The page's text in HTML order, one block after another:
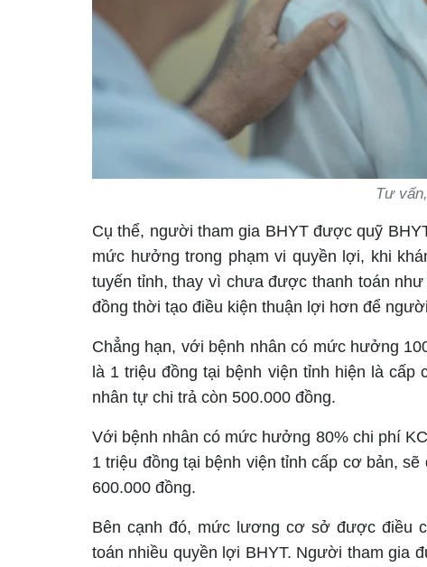
Tư
Cụ thể, người tham gia BHYT được quỹ
mức hưởng trong phạm vi quyền lợi, khi
tuyến tỉnh, thay vì chưa được thanh toán
đồng thời tạo điều kiện thuận lợi hơn để
Chẳng hạn, với bệnh nhân có mức hưởng
là 1 triệu đồng tại bệnh viện tỉnh hiện là
nhân tự chi trả còn 500.000 đồng.
Với bệnh nhân có mức hưởng 80% chi phí
1 triệu đồng tại bệnh viện tỉnh cấp cơ bản,
600.000 đồng.
Bên cạnh đó, mức lương cơ sở được điều
toán nhiều quyền lợi BHYT. Người tham gia